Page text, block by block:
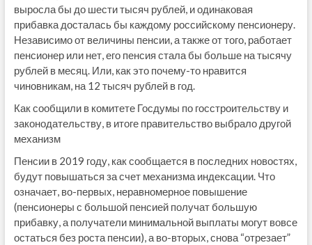
выросла бы до шести тысяч рублей, и одинаковая
прибавка досталась бы каждому российскому пенсионеру.
Независимо от величины пенсии, а также от того, работает
пенсионер или нет, его пенсия стала бы больше на тысячу
рублей в месяц. Или, как это почему-то нравится
чиновникам, на 12 тысяч рублей в год.
Как сообщили в комитете Госдумы по госстроительству и
законодательству, в итоге правительство выбрало другой
механизм
Пенсии в 2019 году, как сообщается в последних новостях,
будут повышаться за счет механизма индексации. Что
означает, во-первых, неравномерное повышение
(пенсионеры с большой пенсией получат большую
прибавку, а получатели минимальной выплаты могут вовсе
остаться без роста пенсии), а во-вторых, снова “отрезает”